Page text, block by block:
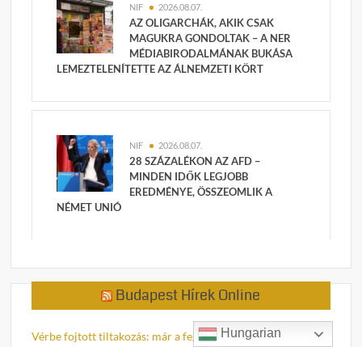
NIF 2026.08.07.
AZ OLIGARCHÁK, AKIK CSAK
MAGUKRA GONDOLTAK – A NER
MÉDIABIRODALMÁNAK BUKÁSA
LEMEZTELENÍTETTE AZ ÁLNEMZETI KÖRT
NIF 2026.08.07.
28 SZÁZALÉKON AZ AFD –
MINDEN IDŐK LEGJOBB
EREDMÉNYE, ÖSSZEOMLIK A
NÉMET UNIÓ
Budapest Hírek Online
Vérbe fojtott tiltakozás: már a fegyvertelen civilekre lőnek
Hungarian